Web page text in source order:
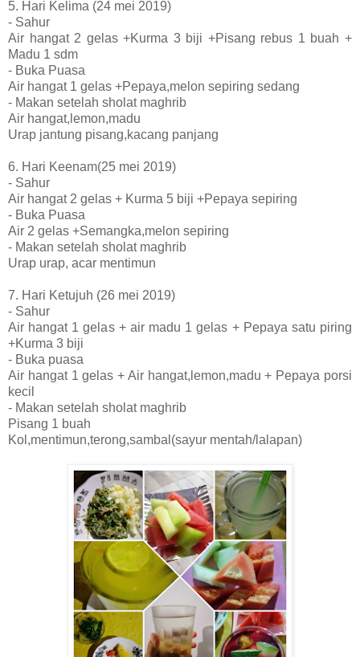
5. Hari Kelima (24 mei 2019)
- Sahur
Air hangat 2 gelas +Kurma 3 biji +Pisang rebus 1 buah +
Madu 1 sdm
- Buka Puasa
Air hangat 1 gelas +Pepaya,melon sepiring sedang
- Makan setelah sholat maghrib
Air hangat,lemon,madu
Urap jantung pisang,kacang panjang
6. Hari Keenam(25 mei 2019)
- Sahur
Air hangat 2 gelas + Kurma 5 biji +Pepaya sepiring
- Buka Puasa
Air 2 gelas +Semangka,melon sepiring
- Makan setelah sholat maghrib
Urap urap, acar mentimun
7. Hari Ketujuh (26 mei 2019)
- Sahur
Air hangat 1 gelas + air madu 1 gelas + Pepaya satu piring
+Kurma 3 biji
- Buka puasa
Air hangat 1 gelas + Air hangat,lemon,madu + Pepaya porsi
kecil
- Makan setelah sholat maghrib
Pisang 1 buah
Kol,mentimun,terong,sambal(sayur mentah/lalapan)